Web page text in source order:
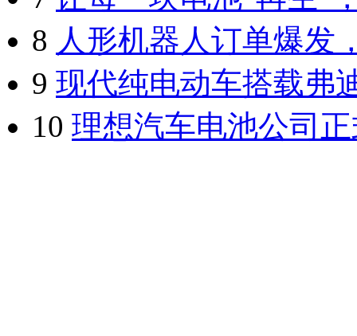
8 人形机器人订单爆发
9 现代纯电动车搭载弗
10 理想汽车电池公司